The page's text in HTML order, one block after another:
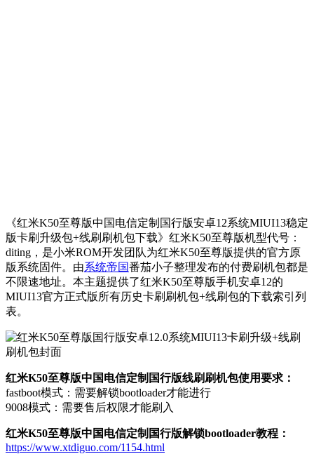
《红米K50至尊版中国电信定制国行版安卓12系统MIUI13稳定
版卡刷升级包+线刷刷机包下载》红米K50至尊版机型代号：
diting，是小米ROM开发团队为红米K50至尊版提供的官方原
版系统固件。由系统帝国番茄小子整理发布的付费刷机包都是
不限速地址。本主题提供了红米K50至尊版手机安卓12的
MIUI13官方正式版所有历史卡刷刷机包+线刷包的下载索引列
表。
红米K50至尊版中国电信定制国行版线刷刷机包使用要求：
fastboot模式：需要解锁bootloader才能进行
9008模式：需要售后权限才能刷入
红米K50至尊版中国电信定制国行版解锁bootloader教程：
https://www.xtdiguo.com/1154.html